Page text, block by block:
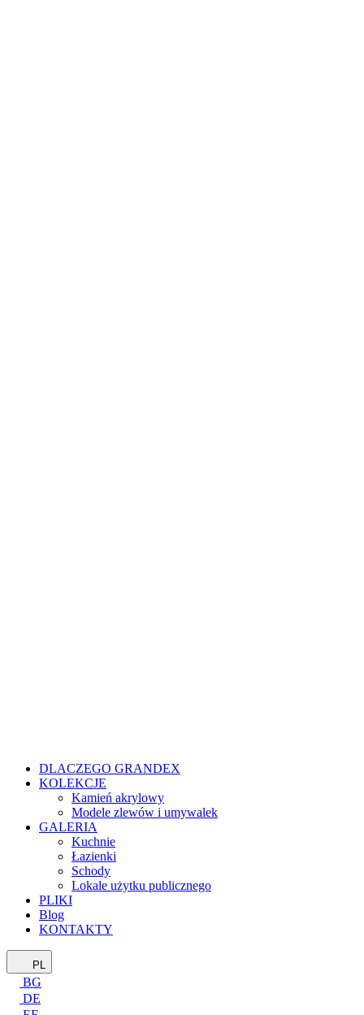
DLACZEGO GRANDEX
KOLEKCJE
Kamień akrylowy
Modele zlewów i umywalek
GALERIA
Kuchnie
Łazienki
Schody
Lokale użytku publicznego
PLIKI
Blog
KONTAKTY
PL
BG
DE